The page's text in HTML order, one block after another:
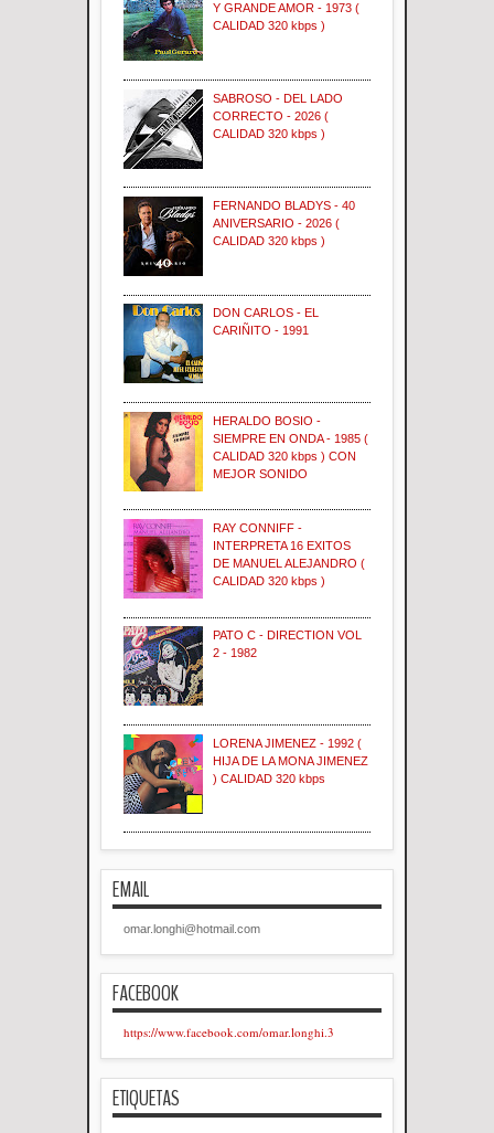
Y GRANDE AMOR - 1973 (
CALIDAD 320 kbps )
SABROSO - DEL LADO
CORRECTO - 2026 (
CALIDAD 320 kbps )
FERNANDO BLADYS - 40
ANIVERSARIO - 2026 (
CALIDAD 320 kbps )
DON CARLOS - EL
CARIÑITO - 1991
HERALDO BOSIO -
SIEMPRE EN ONDA - 1985 (
CALIDAD 320 kbps ) CON
MEJOR SONIDO
RAY CONNIFF -
INTERPRETA 16 EXITOS
DE MANUEL ALEJANDRO (
CALIDAD 320 kbps )
PATO C - DIRECTION VOL
2 - 1982
LORENA JIMENEZ - 1992 (
HIJA DE LA MONA JIMENEZ
) CALIDAD 320 kbps
EMAIL
omar.longhi@hotmail.com
FACEBOOK
https://www.facebook.com/omar.longhi.3
ETIQUETAS